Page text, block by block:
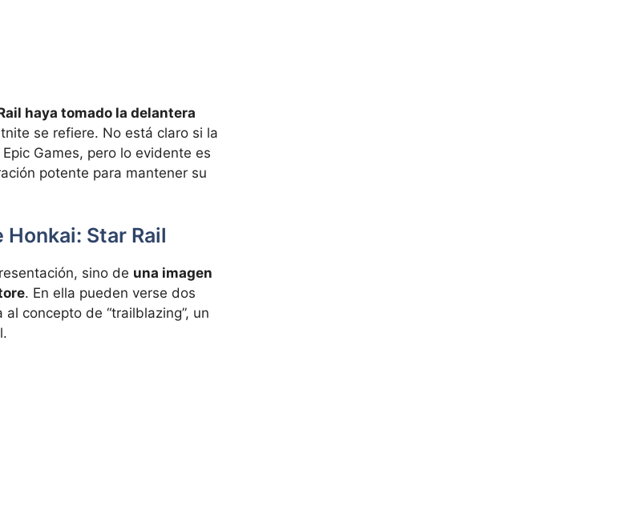
haya tomado la delantera
se refiere. No está claro si la
Games, pero lo evidente es
potente para mantener su
Star Rail
sino de una imagen
. En ella pueden verse dos
concepto de “trailblazing”, un